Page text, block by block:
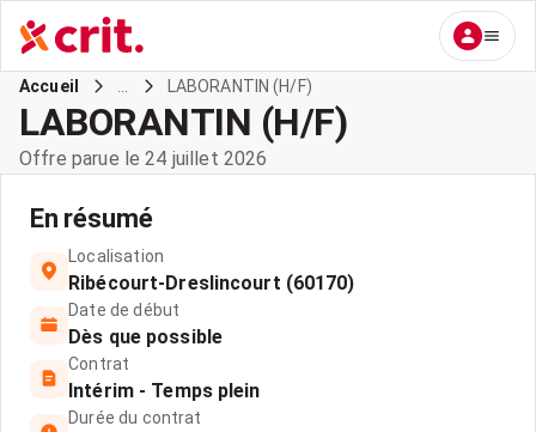
Accueil LABORANTIN (H/F)
LABORANTIN (H/F)
Offre parue le 24 juillet 2026
En résumé
Localisation
Ribécourt-Dreslincourt (60170)
Date de début
Dès que possible
Contrat
Intérim - Temps plein
Durée du contrat